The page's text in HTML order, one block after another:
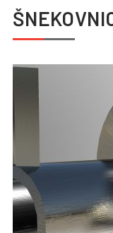
REFERENCE
+420
ČESKY